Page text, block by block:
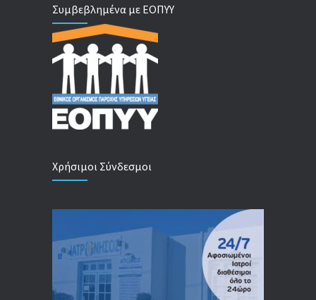
Συμβεβλημένα με ΕΟΠΥΥ
Χρήσιμοι Σύνδεσμοι